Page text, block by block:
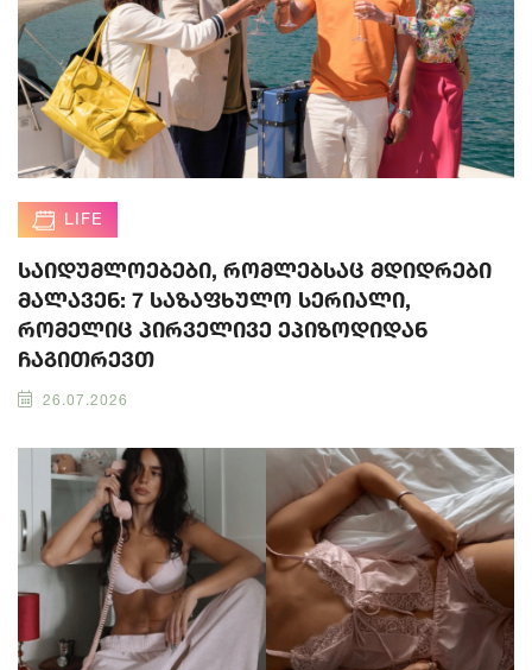
LIFE
საიდუმლოებები, რომლებსაც მდიდრები
მალავენ: 7 საზაფხულო სერიალი,
რომელიც პირველივე ეპიზოდიდან
ჩაგითრევთ
26.07.2026